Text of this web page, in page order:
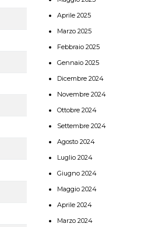
Aprile 2025
Marzo 2025
Febbraio 2025
Gennaio 2025
Dicembre 2024
Novembre 2024
Ottobre 2024
Settembre 2024
Agosto 2024
Luglio 2024
Giugno 2024
Maggio 2024
Aprile 2024
Marzo 2024